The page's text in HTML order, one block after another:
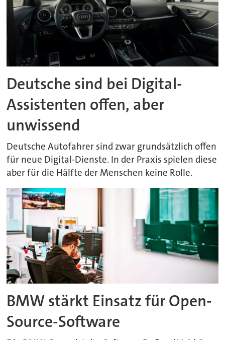
Deutsche sind bei Digital-
Assistenten offen, aber
unwissend
Deutsche Autofahrer sind zwar grundsätzlich offen
für neue Digital-Dienste. In der Praxis spielen diese
aber für die Hälfte der Menschen keine Rolle.
BMW stärkt Einsatz für Open-
Source-Software